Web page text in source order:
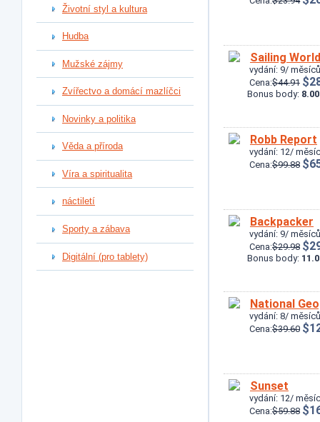
Životní styl a kultura
Hudba
Mužské zájmy
Zvířectvo a domácí mazlíčci
Novinky a politika
Věda a příroda
Víra a spiritualita
náctiletí
Sporty a zábava
Digitální (pro tablety)
Sailing World
vydání: 9/
Cena:$44.91
Bonus body: 8.00
Robb Report
vydání: 12/
Cena:$99.88
Backpacker
vydání: 9/
Cena:$29.98
Bonus body:
National
vydání: 8/
Cena:$39.60
Sunset
vydání: 12/
Cena:$59.88